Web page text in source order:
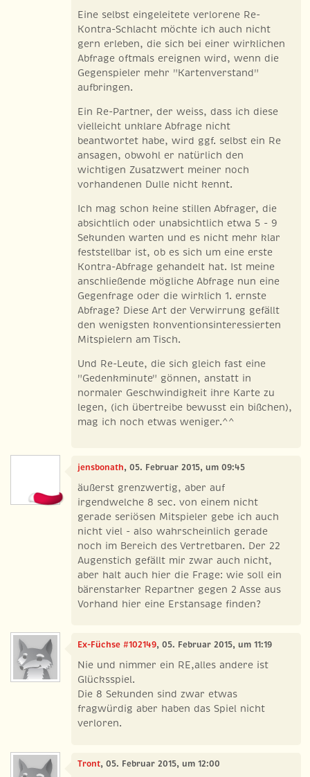
Eine selbst eingeleitete verlorene Re-
Kontra-Schlacht möchte ich auch nicht
gern erleben, die sich bei einer wirklichen
Abfrage oftmals ereignen wird, wenn die
Gegenspieler mehr "Kartenverstand"
aufbringen.
Ein Re-Partner, der weiss, dass ich diese
vielleicht unklare Abfrage nicht
beantwortet habe, wird ggf. selbst ein Re
ansagen, obwohl er natürlich den
wichtigen Zusatzwert meiner noch
vorhandenen Dulle nicht kennt.
Ich mag schon keine stillen Abfrager, die
absichtlich oder unabsichtlich etwa 5 - 9
Sekunden warten und es nicht mehr klar
feststellbar ist, ob es sich um eine erste
Kontra-Abfrage gehandelt hat. Ist meine
anschließende mögliche Abfrage nun eine
Gegenfrage oder die wirklich 1. ernste
Abfrage? Diese Art der Verwirrung gefällt
den wenigsten konventionsinteressierten
Mitspielern am Tisch.
Und Re-Leute, die sich gleich fast eine
"Gedenkminute" gönnen, anstatt in
normaler Geschwindigkeit ihre Karte zu
legen, (ich übertreibe bewusst ein bißchen),
mag ich noch etwas weniger.^^
jensbonath, 05. Februar 2015, um 09:45
äußerst grenzwertig, aber auf
irgendwelche 8 sec. von einem nicht
gerade seriösen Mitspieler gebe ich auch
nicht viel - also wahrscheinlich gerade
noch im Bereich des Vertretbaren. Der 22
Augenstich gefällt mir zwar auch nicht,
aber halt auch hier die Frage: wie soll ein
bärenstarker Repartner gegen 2 Asse aus
Vorhand hier eine Erstansage finden?
Ex-Füchse #102149, 05. Februar 2015, um 11:19
Nie und nimmer ein RE,alles andere ist
Glücksspiel.
Die 8 Sekunden sind zwar etwas
fragwürdig aber haben das Spiel nicht
verloren.
Tront, 05. Februar 2015, um 12:00